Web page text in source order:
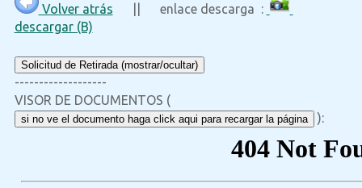
Volver atrás || enlace descarga :
descargar (B)
Solicitud de Retirada (mostrar/ocultar)
-------------------
VISOR DE DOCUMENTOS (
si no ve el documento haga click aqui para recargar la página ):